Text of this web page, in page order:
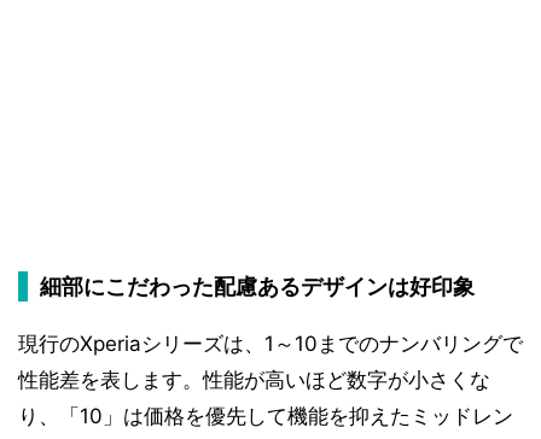
細部にこだわった配慮あるデザインは好印象
現行のXperiaシリーズは、1～10までのナンバリングで
性能差を表します。性能が高いほど数字が小さくな
り、「10」は価格を優先して機能を抑えたミッドレン